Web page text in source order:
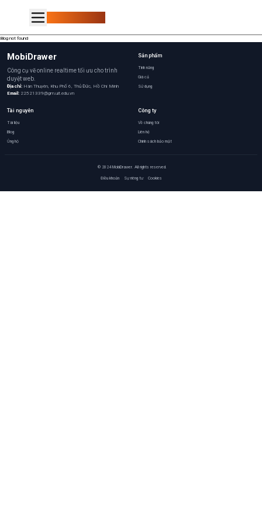
Blog not found
MobiDrawer
Công cụ vẽ online realtime tối ưu cho trình
duyệt web.
Địa chỉ: Hàn Thuyên, Khu Phố 6, Thủ Đức, Hồ Chí Minh
Email: 22521339@gm.uit.edu.vn
Sản phẩm
Tính năng
Giá cả
Sử dụng
Tài nguyên
Tài liệu
Blog
Ủng hộ
Công ty
Về chúng tôi
Liên hệ
Chính sách bảo mật
© 2024 MobiDrawer. All rights reserved.
Điều khoản Sự riêng tư Cookies